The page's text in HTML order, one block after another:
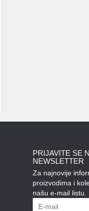
PRIJAVITE SE
NEWSLETTER
Za najnovije
proizvodima i
našu e-mail listu.